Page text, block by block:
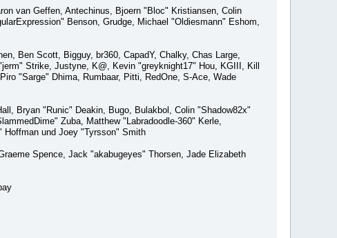
van Geffen, Antechinus, Bjoern "Bloc" Kristiansen, Colin
Benson, Grudge, Michael "Oldiesmann" Eshom,
Ben Scott, Bigguy, br360, CapadY, Chalky, Chas Large,
Strike, Justyne, K@, Kevin "greyknight17" Hou, KGIII, Kill
"Sarge" Dhima, Rumbaar, Pitti, RedOne, S-Ace, Wade
Bryan "Runic" Deakin, Bugo, Bulakbol, Colin "Shadow82x"
Zuba, Matthew "Labradoodle-360" Kerle,
und Joey "Tyrsson" Smith
Spence, Jack "akabugeyes" Thorsen, Jade Elizabeth